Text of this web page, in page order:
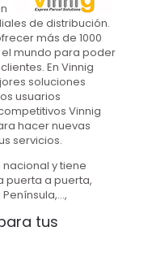
de distribución.
más de 1000
mundo para poder
En Vinnig
soluciones
usuarios
Vinnig
hacer nuevas
servicios.
y tiene
puerta a puerta,
tus